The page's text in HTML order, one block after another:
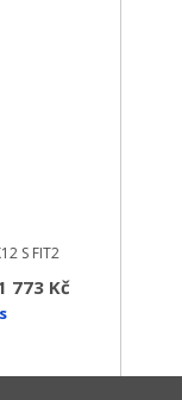
S FIT2
773 Kč